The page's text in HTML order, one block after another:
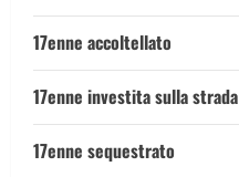
17enne accoltellato
17enne investita sulla strada
17enne sequestrato